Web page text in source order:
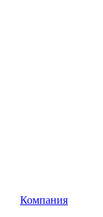
Компания